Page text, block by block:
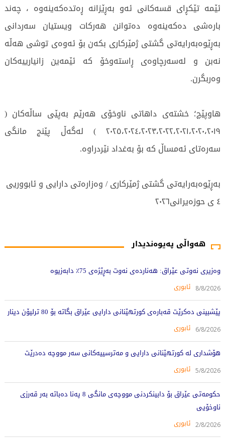
هەواڵی پەیوەندیدار
وەزیری نەوتی عێراق: هەناردەی نەوت بەڕێژەی 75٪ دابەزیوە
8/8/2026 ئابوری
پێشبینی دەکرێت قەبارەی کورتهێنانی دارایی عێراق بگاتە بۆ 80 ترلیۆن دینار
6/8/2026 ئابوری
هۆشداری لە کورتهێنانی دارایی و مەترسییەکانی سەر مووچە دەدرێت
5/8/2026 ئابوری
حکومەتی عێراق بۆ دابینکردنی مووچەی مانگی 8 پەنا دەباتە بەر قەرزی
ناوخۆیی
2/8/2026 ئابوری
ئێمە تێکڕای قسەکانی ئەو بەڕێزانە ڕەتدەکەینەوە ، چەند
بارەشی دەکەینەوە دەتوانن هەرکات ویستیان سەردانی
بەڕێوەبەرایەتی گشتی ژمێرکاری بکەن بۆ ئەوەی توشی هەڵە
نەبن و لەسەرچاوەی ڕاستەوخۆ کە ئێمەین زانیارییەکان
وەربگرن.
هاوپێچ؛ خشتەی داهاتی ناوخۆی هەرێم بەپێی ساڵەکان (
٢٠٢٥،٢٠٢٤،٢٠٢٣،٢٠٢٢،٢٠٢١،٢٠٢٠،٢٠١٩ ) لەگەڵ پێنج مانگی
سەرەتای ئەمساڵ کە بۆ بەغداد نێردراوە.
بەڕێوەبەرایەتی گشتی ژمێرکاری / وەزارەتی دارایی و ئابووریی
٤ ی حوزەیرانی٢٠٢٦